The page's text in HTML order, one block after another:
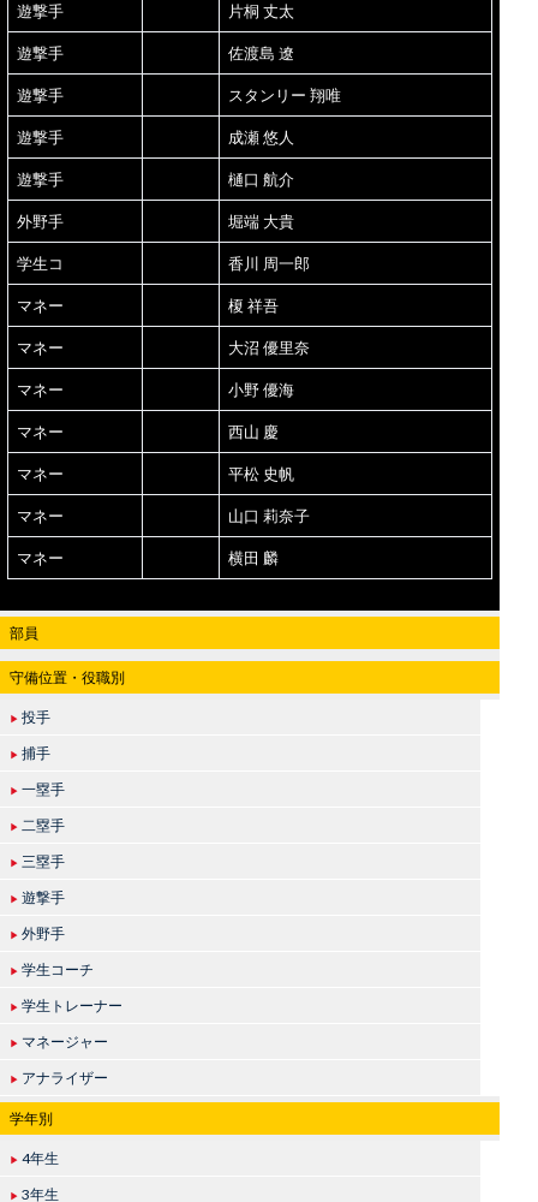
遊撃手 片桐 丈太
遊撃手 佐渡島 遼
遊撃手 スタンリー 翔唯
遊撃手 成瀬 悠人
遊撃手 樋口 航介
外野手 堀端 大貴
学生コ 香川 周一郎
マネー 榎 祥吾
マネー 大沼 優里奈
マネー 小野 優海
マネー 西山 慶
マネー 平松 史帆
マネー 山口 莉奈子
マネー 横田 麟
部員
守備位置・役職別
▶ 投手
▶ 捕手
▶ 一塁手
▶ 二塁手
▶ 三塁手
▶ 遊撃手
▶ 外野手
▶ 学生コーチ
▶ 学生トレーナー
▶ マネージャー
▶ アナライザー
学年別
▶ 4年生
▶ 3年生